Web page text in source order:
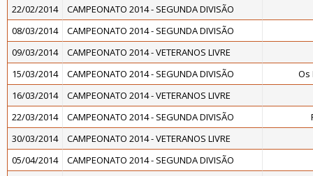
22/02/2014
CAMPEONATO 2014 - SEGUNDA DIVISÃO
08/03/2014
CAMPEONATO 2014 - SEGUNDA DIVISÃO
09/03/2014
CAMPEONATO 2014 - VETERANOS LIVRE
15/03/2014
CAMPEONATO 2014 - SEGUNDA DIVISÃO
Os
16/03/2014
CAMPEONATO 2014 - VETERANOS LIVRE
22/03/2014
CAMPEONATO 2014 - SEGUNDA DIVISÃO
30/03/2014
CAMPEONATO 2014 - VETERANOS LIVRE
05/04/2014
CAMPEONATO 2014 - SEGUNDA DIVISÃO